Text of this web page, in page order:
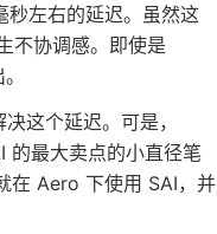
左右的延迟。虽然这
不协调感。即使是
这个延迟。可是，
的最大卖点的小直径笔
在 Aero 下使用 SAI，并